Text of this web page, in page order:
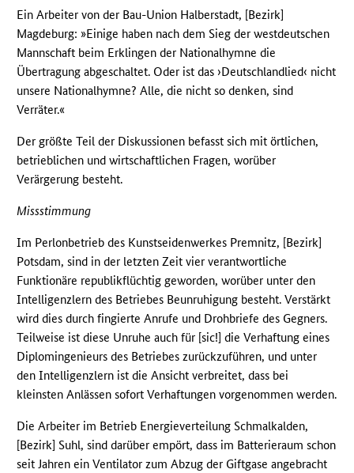
Ein Arbeiter von der Bau-Union Halberstadt, [Bezirk]
Magdeburg: »Einige haben nach dem Sieg der westdeutschen
Mannschaft beim Erklingen der Nationalhymne die
Übertragung abgeschaltet. Oder ist das ›Deutschlandlied‹ nicht
unsere Nationalhymne? Alle, die nicht so denken, sind
Verräter.«
Der größte Teil der Diskussionen befasst sich mit örtlichen,
betrieblichen und wirtschaftlichen Fragen, worüber
Verärgerung besteht.
Missstimmung
Im Perlonbetrieb des Kunstseidenwerkes Premnitz, [Bezirk]
Potsdam, sind in der letzten Zeit vier verantwortliche
Funktionäre republikflüchtig geworden, worüber unter den
Intelligenzlern des Betriebes Beunruhigung besteht. Verstärkt
wird dies durch fingierte Anrufe und Drohbriefe des Gegners.
Teilweise ist diese Unruhe auch für [sic!] die Verhaftung eines
Diplomingenieurs des Betriebes zurückzuführen, und unter
den Intelligenzlern ist die Ansicht verbreitet, dass bei
kleinsten Anlässen sofort Verhaftungen vorgenommen werden.
Die Arbeiter im Betrieb Energieverteilung Schmalkalden,
[Bezirk] Suhl, sind darüber empört, dass im Batterieraum schon
seit Jahren ein Ventilator zum Abzug der Giftgase angebracht